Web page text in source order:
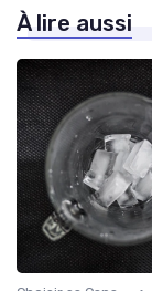
À lire aussi